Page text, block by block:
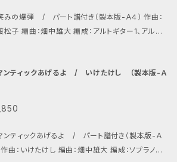
みの爆弾 / パート譜付き（製本版-Ａ４） 作曲：
松子 編曲：畑中雄大 編成：アルトギター1、アルト
カホン）
ンティックあげるよ / いけたけし （製本版-Ａ
ンティックあげるよ / パート譜付き（製本版-Ａ
作曲：いけたけし 編曲：畑中雄大 編成：ソプラノギ